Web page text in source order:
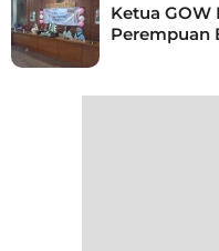
Ketua GOW
Perempuan